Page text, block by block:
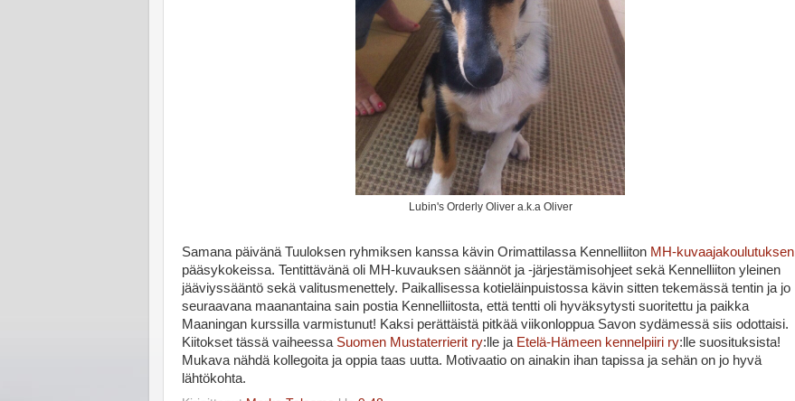
Lubin's Orderly Oliver a.k.a Oliver
Samana päivänä Tuuloksen ryhmiksen kanssa kävin Orimattilassa Kennelliiton MH-kuvaajakoulutuksen
pääsykokeissa. Tentittävänä oli MH-kuvauksen säännöt ja -järjestämisohjeet sekä Kennelliiton yleinen
jääviyssääntö sekä valitusmenettely. Paikallisessa kotieläinpuistossa kävin sitten tekemässä tentin ja jo
seuraavana maanantaina sain postia Kennelliitosta, että tentti oli hyväksytysti suoritettu ja paikka
Maaningan kurssilla varmistunut! Kaksi perättäistä pitkää viikonloppua Savon sydämessä siis odottaisi.
Kiitokset tässä vaiheessa Suomen Mustaterrierit ry:lle ja Etelä-Hämeen kennelpiiri ry:lle suosituksista!
Mukava nähdä kollegoita ja oppia taas uutta. Motivaatio on ainakin ihan tapissa ja sehän on jo hyvä
lähtökohta.